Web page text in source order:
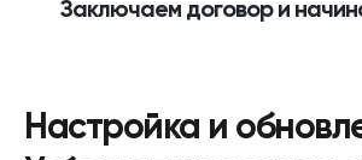
Заключаем договор и
Настройка и